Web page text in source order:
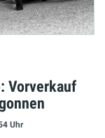
Vorverkauf
Uhr